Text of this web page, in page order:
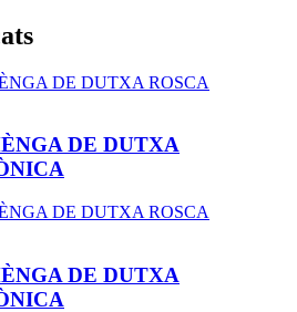
DE DUTXA
DE DUTXA